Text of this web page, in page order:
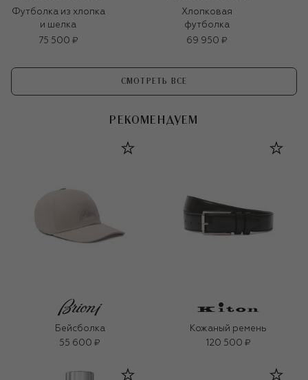
Футболка из хлопка
и шелка
75 500 ₽
Хлопковая
футболка
69 950 ₽
СМОТРЕТЬ ВСЕ
РЕКОМЕНДУЕМ
Бейсболка
55 600 ₽
Кожаный ремень
120 500 ₽